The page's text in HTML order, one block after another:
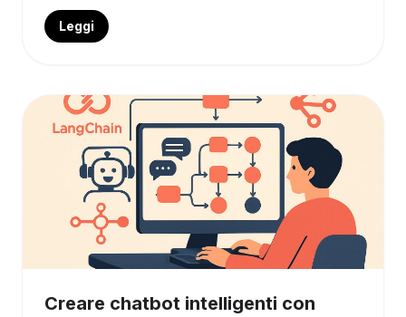
Leggi
Creare chatbot intelligenti con